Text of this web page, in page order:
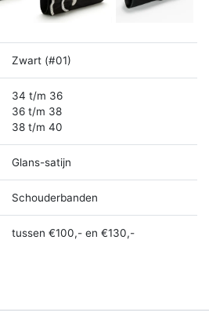
Zwart (#01)
34 t/m 36
36 t/m 38
38 t/m 40
Glans-satijn
Schouderbanden
tussen €100,- en €130,-